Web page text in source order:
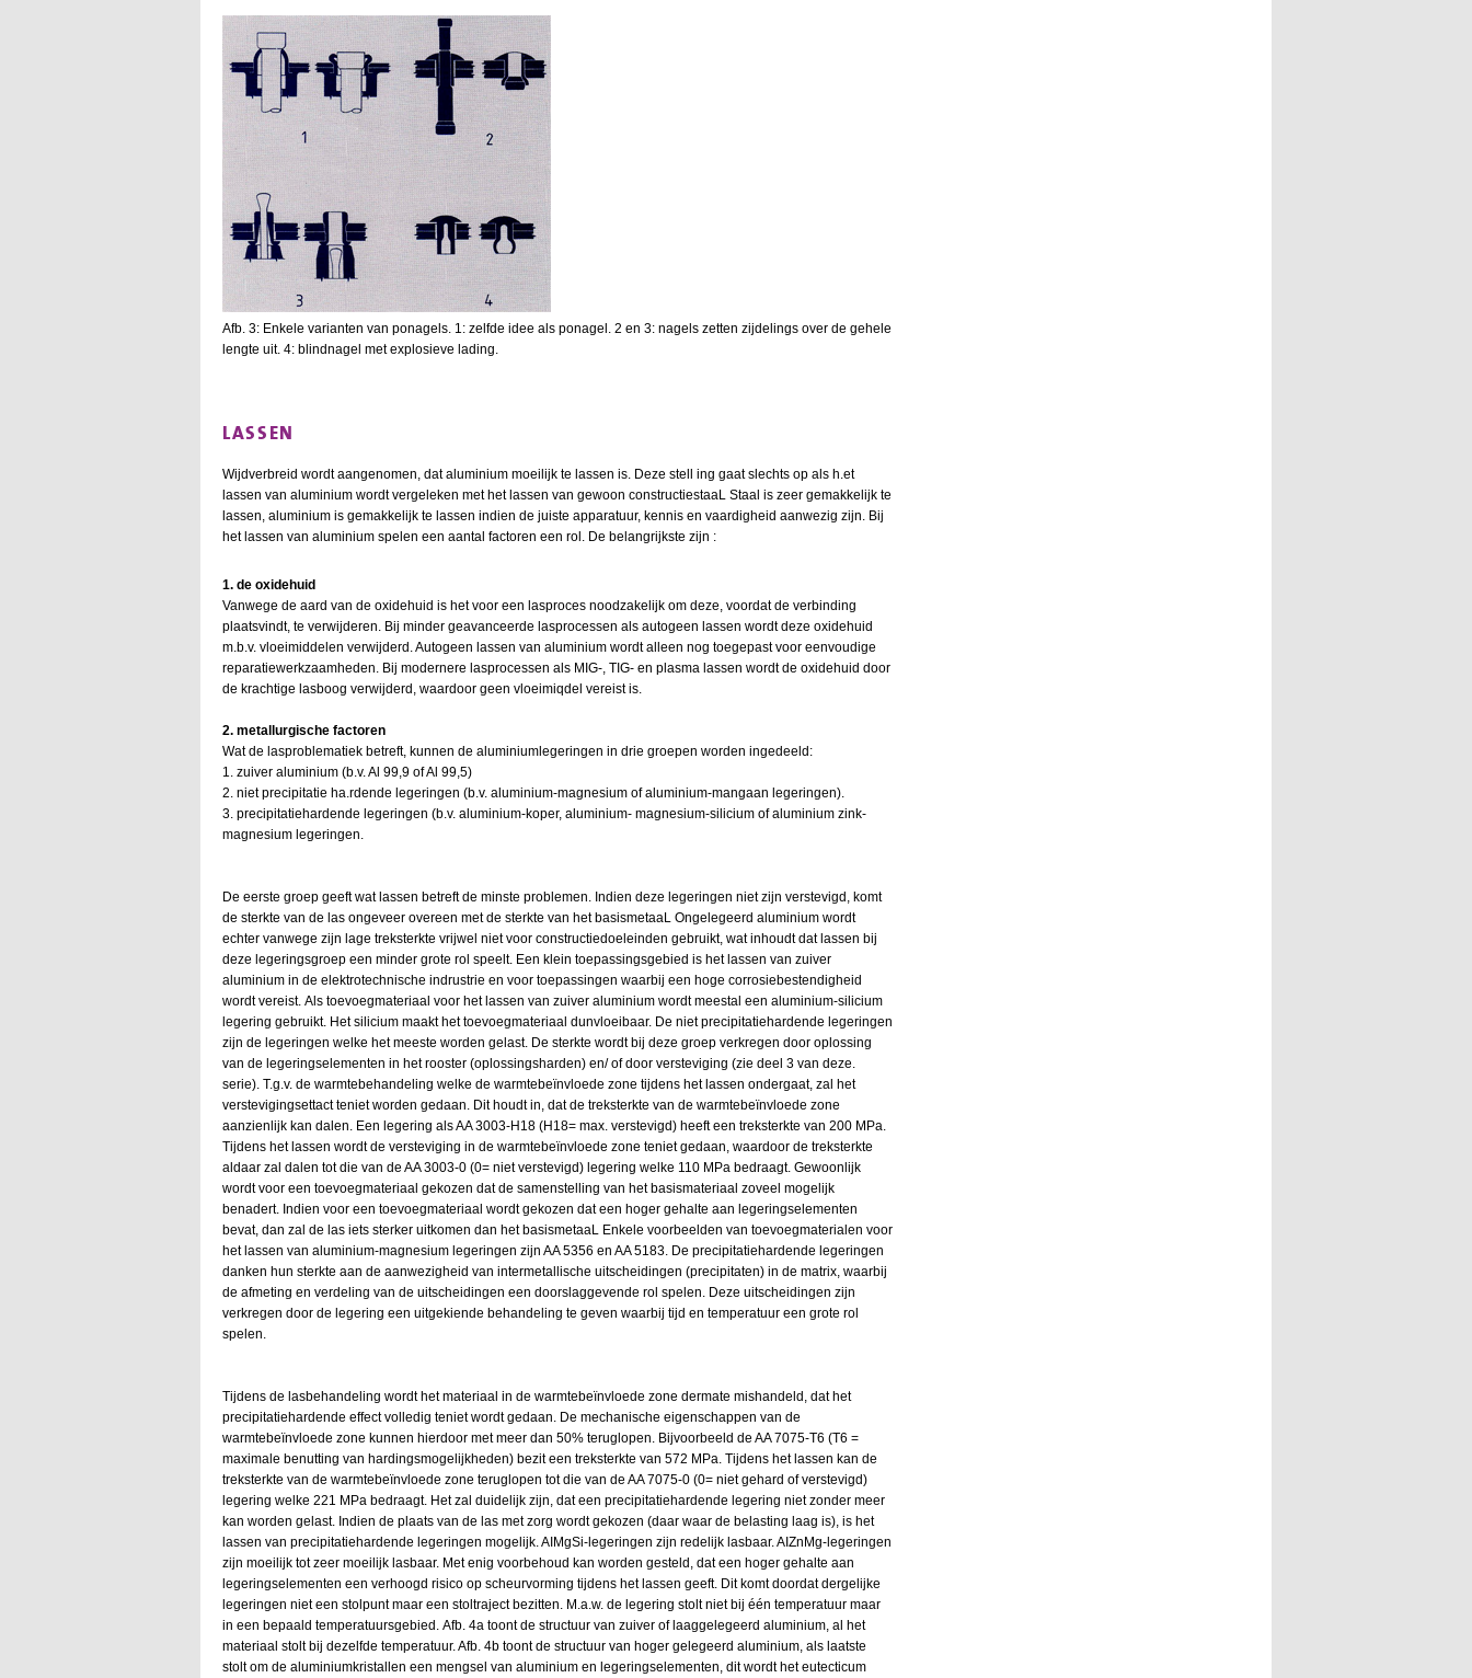
Afb. 3: Enkele varianten van ponagels. 1: zelfde idee als ponagel. 2 en 3: nagels zetten zijdelings over de gehele
lengte uit. 4: blindnagel met explosieve lading.
LASSEN
Wijdverbreid wordt aangenomen, dat aluminium moeilijk te lassen is. Deze stell ing gaat slechts op als h.et
lassen van aluminium wordt vergeleken met het lassen van gewoon constructiestaaL Staal is zeer gemakkelijk te
lassen, aluminium is gemakkelijk te lassen indien de juiste apparatuur, kennis en vaardigheid aanwezig zijn. Bij
het lassen van aluminium spelen een aantal factoren een rol. De belangrijkste zijn :
1. de oxidehuid
Vanwege de aard van de oxidehuid is het voor een lasproces noodzakelijk om deze, voordat de verbinding
plaatsvindt, te verwijderen. Bij minder geavanceerde lasprocessen als autogeen lassen wordt deze oxidehuid
m.b.v. vloeimiddelen verwijderd. Autogeen lassen van aluminium wordt alleen nog toegepast voor eenvoudige
reparatiewerkzaamheden. Bij modernere lasprocessen als MIG-, TIG- en plasma lassen wordt de oxidehuid door
de krachtige lasboog verwijderd, waardoor geen vloeimiqdel vereist is.
2. metallurgische factoren
Wat de lasproblematiek betreft, kunnen de aluminiumlegeringen in drie groepen worden ingedeeld:
1. zuiver aluminium (b.v. Al 99,9 of Al 99,5)
2. niet precipitatie ha.rdende legeringen (b.v. aluminium-magnesium of aluminium-mangaan legeringen).
3. precipitatiehardende legeringen (b.v. aluminium-koper, aluminium- magnesium-silicium of aluminium zink-
magnesium legeringen.
De eerste groep geeft wat lassen betreft de minste problemen. Indien deze legeringen niet zijn verstevigd, komt
de sterkte van de las ongeveer overeen met de sterkte van het basismetaaL Ongelegeerd aluminium wordt
echter vanwege zijn lage treksterkte vrijwel niet voor constructiedoeleinden gebruikt, wat inhoudt dat lassen bij
deze legeringsgroep een minder grote rol speelt. Een klein toepassingsgebied is het lassen van zuiver
aluminium in de elektrotechnische indrustrie en voor toepassingen waarbij een hoge corrosiebestendigheid
wordt vereist. Als toevoegmateriaal voor het lassen van zuiver aluminium wordt meestal een aluminium-silicium
legering gebruikt. Het silicium maakt het toevoegmateriaal dunvloeibaar. De niet precipitatiehardende legeringen
zijn de legeringen welke het meeste worden gelast. De sterkte wordt bij deze groep verkregen door oplossing
van de legeringselementen in het rooster (oplossingsharden) en/ of door versteviging (zie deel 3 van deze.
serie). T.g.v. de warmtebehandeling welke de warmtebeïnvloede zone tijdens het lassen ondergaat, zal het
verstevigingsettact teniet worden gedaan. Dit houdt in, dat de treksterkte van de warmtebeïnvloede zone
aanzienlijk kan dalen. Een legering als AA 3003-H18 (H18= max. verstevigd) heeft een treksterkte van 200 MPa.
Tijdens het lassen wordt de versteviging in de warmtebeïnvloede zone teniet gedaan, waardoor de treksterkte
aldaar zal dalen tot die van de AA 3003-0 (0= niet verstevigd) legering welke 110 MPa bedraagt. Gewoonlijk
wordt voor een toevoegmateriaal gekozen dat de samenstelling van het basismateriaal zoveel mogelijk
benadert. Indien voor een toevoegmateriaal wordt gekozen dat een hoger gehalte aan legeringselementen
bevat, dan zal de las iets sterker uitkomen dan het basismetaaL Enkele voorbeelden van toevoegmaterialen voor
het lassen van aluminium-magnesium legeringen zijn AA 5356 en AA 5183. De precipitatiehardende legeringen
danken hun sterkte aan de aanwezigheid van intermetallische uitscheidingen (precipitaten) in de matrix, waarbij
de afmeting en verdeling van de uitscheidingen een doorslaggevende rol spelen. Deze uitscheidingen zijn
verkregen door de legering een uitgekiende behandeling te geven waarbij tijd en temperatuur een grote rol
spelen.
Tijdens de lasbehandeling wordt het materiaal in de warmtebeïnvloede zone dermate mishandeld, dat het
precipitatiehardende effect volledig teniet wordt gedaan. De mechanische eigenschappen van de
warmtebeïnvloede zone kunnen hierdoor met meer dan 50% teruglopen. Bijvoorbeeld de AA 7075-T6 (T6 =
maximale benutting van hardingsmogelijkheden) bezit een treksterkte van 572 MPa. Tijdens het lassen kan de
treksterkte van de warmtebeïnvloede zone teruglopen tot die van de AA 7075-0 (0= niet gehard of verstevigd)
legering welke 221 MPa bedraagt. Het zal duidelijk zijn, dat een precipitatiehardende legering niet zonder meer
kan worden gelast. Indien de plaats van de las met zorg wordt gekozen (daar waar de belasting laag is), is het
lassen van precipitatiehardende legeringen mogelijk. AIMgSi-legeringen zijn redelijk lasbaar. AIZnMg-legeringen
zijn moeilijk tot zeer moeilijk lasbaar. Met enig voorbehoud kan worden gesteld, dat een hoger gehalte aan
legeringselementen een verhoogd risico op scheurvorming tijdens het lassen geeft. Dit komt doordat dergelijke
legeringen niet een stolpunt maar een stoltraject bezitten. M.a.w. de legering stolt niet bij één temperatuur maar
in een bepaald temperatuursgebied. Afb. 4a toont de structuur van zuiver of laaggelegeerd aluminium, al het
materiaal stolt bij dezelfde temperatuur. Afb. 4b toont de structuur van hoger gelegeerd aluminium, als laatste
stolt om de aluminiumkristallen een mengsel van aluminium en legeringselementen, dit wordt het eutecticum